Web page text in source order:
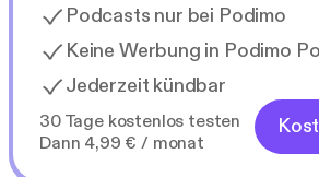
Podcasts nur bei Podimo
Keine Werbung in Podimo
Jederzeit kündbar
30 Tage kostenlos testen
Dann 4,99 € / monat